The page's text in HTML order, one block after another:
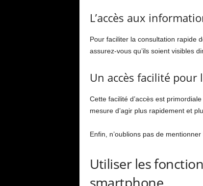
L’accès aux
Pour faciliter la consultation rapide
assurez-vous qu’ils soient visibles
Un accès facilité pour
Cette facilité d’accès est
mesure d’agir plus rapidement et
Enfin, n’oublions pas de
Utiliser les
smartphone